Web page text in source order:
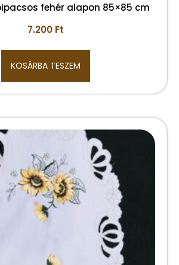
fehér alapon 85×85 cm
7.200 Ft
KOSÁRBA TESZEM